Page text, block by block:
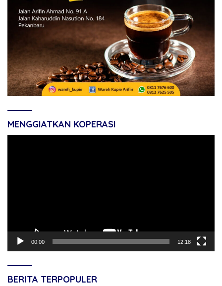
MENGGIATKAN KOPERASI
00:00 12:18
BERITA TERPOPULER